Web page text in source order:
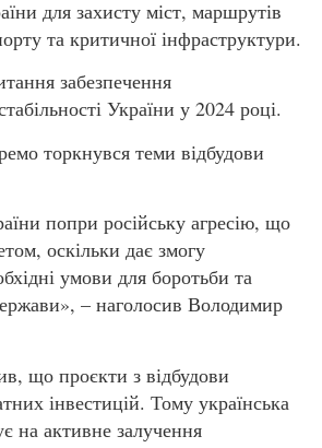
для захисту міст, маршрутів
та критичної інфраструктури.
забезпечення
України у 2024 році.
торкнувся теми відбудови
попри російську агресію, що
оскільки дає змогу
умови для боротьби та
– наголосив Володимир
що проєкти з відбудови
інвестицій. Тому українська
на активне залучення